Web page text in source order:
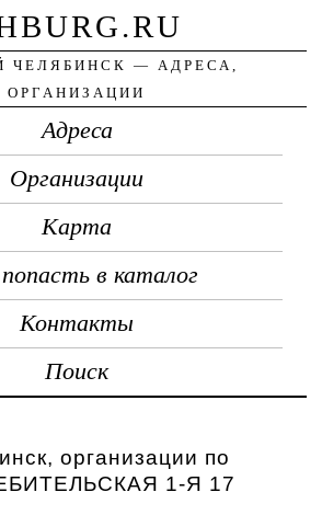
ЧЕЛЯБИНСК — АДРЕСА,
ОРГАНИЗАЦИИ
Адреса
Организации
Карта
в каталог
Контакты
Поиск
организации по
1-Я 17